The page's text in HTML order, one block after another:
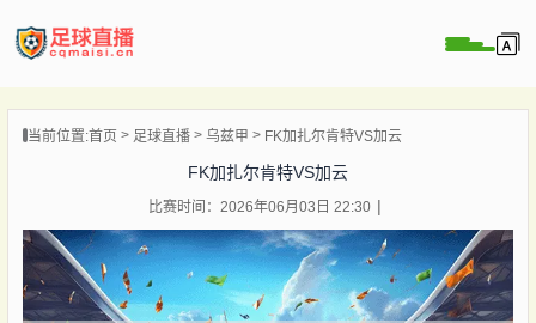
播
闻
当前位置:首页 足球直播 乌兹甲 FK加扎尔肯特VS加云
FK加扎尔肯特VS加云
比赛时间：2026年06月03日 22:30